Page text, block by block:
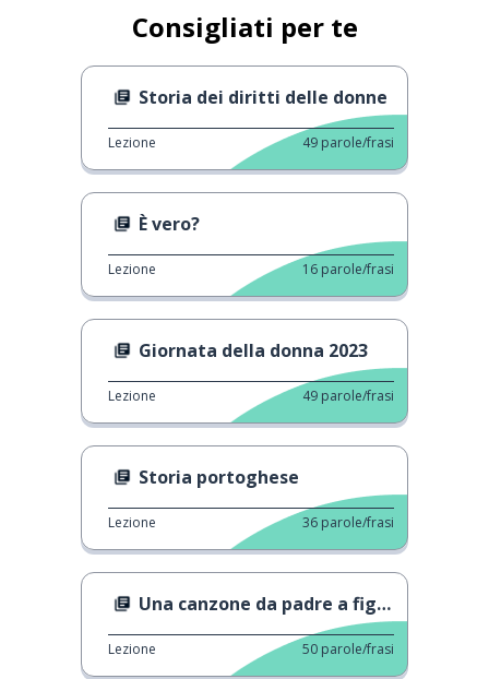
Consigliati per te
Storia dei diritti delle donne
Lezione 49 parole/frasi
È vero?
Lezione 16 parole/frasi
Giornata della donna 2023
Lezione 49 parole/frasi
Storia portoghese
Lezione 36 parole/frasi
Una canzone da padre a figlio
Lezione 50 parole/frasi